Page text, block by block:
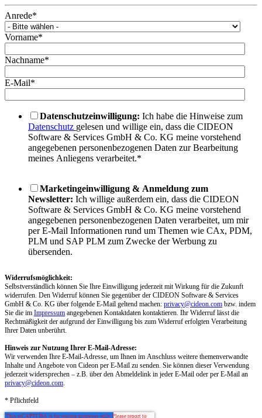
Anrede*
Vorname*
Nachname*
E-Mail*
Datenschutzeinwilligung: Ich habe die Hinweise zum
Datenschutz gelesen und willige ein, dass die CIDEON
Software & Services GmbH & Co. KG meine vorstehend
angegebenen personenbezogenen Daten zur Bearbeitung
meines Anliegens verarbeitet.*
Marketingeinwilligung & Anmeldung zum
Newsletter: Ich willige außerdem ein, dass die CIDEON
Software & Services GmbH & Co. KG meine vorstehend
angegebenen personenbezogenen Daten verarbeitet, um mir
per E-Mail Informationen rund um Themen wie CAx, PDM,
PLM und SAP PLM zum Zwecke der Werbung zu
übersenden.
Widerrufsmöglichkeit:
Selbstverständlich können Sie Ihre Einwilligung jederzeit mit Wirkung für die Zukunft
widerrufen. Den Widerruf können Sie gegenüber der CIDEON Software & Services
GmbH & Co. KG über folgende E-Mail geltend machen: privacy@cideon.com bzw. indem
Sie die im Impressum angegebenen Kontaktdaten kontaktieren. Ihr Widerruf lässt die
Rechtmäßigkeit der aufgrund der Einwilligung bis zum Widerruf erfolgten Verarbeitung
Ihrer Daten unberührt.
Hinweis zur Nutzung Ihrer E-Mail-Adresse:
Wir verwenden Ihre E-Mail-Adresse, um Ihnen im Anschluss weitere themenverwandte
Inhalte und Angebote von Cideon per E-Mail zu senden. Sie können dieser Verwendung
jederzeit widersprechen – z.B. über den Abmeldelink in jeder E-Mail oder per E-Mail an
privacy@cideon.com
* Pflichtfeld